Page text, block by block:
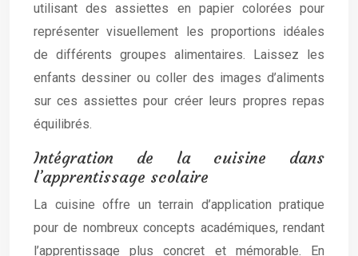
utilisant des assiettes en papier colorées pour
représenter visuellement les proportions idéales
de différents groupes alimentaires. Laissez les
enfants dessiner ou coller des images d’aliments
sur ces assiettes pour créer leurs propres repas
équilibrés.
Intégration de la cuisine dans
l’apprentissage scolaire
La cuisine offre un terrain d’application pratique
pour de nombreux concepts académiques, rendant
l’apprentissage plus concret et mémorable. En